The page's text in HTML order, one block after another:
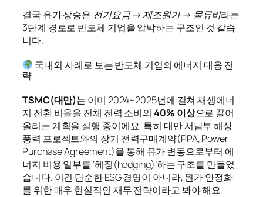
결국 유가 상승은 전기요금 → 제조원가 → 물류비라는
3단계 경로로 반도체 기업을 압박하는 구조인 것 같습
니다.
국내외 사례로 보는 반도체 기업의 에너지 대응 전
략
TSMC(대만)는 이미 2024~2025년에 걸쳐 재생에너
지 전환 비율을 전체 전력 소비의40% 이상으로 끌어
올리는 계획을 실행 중이에요. 특히 대만 서남부 해상
풍력 프로젝트와의 장기 전력구매계약(PPA, Power
Purchase Agreement)을 통해 유가 변동으로부터 에
너지 비용 일부를 ‘헤징(hedging)’하는 구조를 만들었
습니다. 이건 단순한 ESG 경영이 아니라, 원가 안정화
를 위한 매우 현실적인 재무 전략이라고 봐야 해요.